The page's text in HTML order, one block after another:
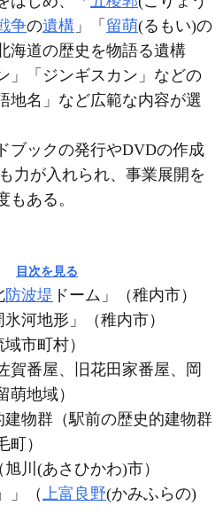
争の遺構 」「 留萌(るもい)の
海道の歴史を物語る遺構
」「ジンギスカン」などの
地名」など広範な内容が選
ブックの発行やDVDの作成
力が入れられ、事業展開を
もある。
目次を見る
防波堤 ドーム」（稚内市）
河地形」（稚内市）
市町村）
賀番屋、旧花田家番屋、岡
萌地域）
建物群（駅前の歴史的建物群
町）
川(あさひかわ)市）
」（ 上富良野(かみふらの)